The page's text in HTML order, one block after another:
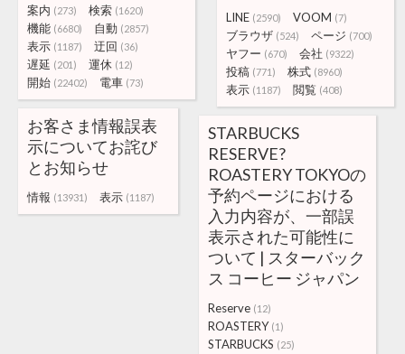
案内 (273) 検索 (1620)
機能 (6680) 自動 (2857)
表示 (1187) 迂回 (36)
遅延 (201) 運休 (12)
開始 (22402) 電車 (73)
LINE (2590) VOOM (7)
ブラウザ (524) ページ (700)
ヤフー (670) 会社 (9322)
投稿 (771) 株式 (8960)
表示 (1187) 閲覧 (408)
お客さま情報誤表
示についてお詫び
とお知らせ
情報 (13931) 表示 (1187)
STARBUCKS
RESERVE?
ROASTERY TOKYOの
予約ページにおける
入力内容が、一部誤
表示された可能性に
ついて | スターバック
ス コーヒー ジャパン
Reserve (12)
ROASTERY (1)
STARBUCKS (25)